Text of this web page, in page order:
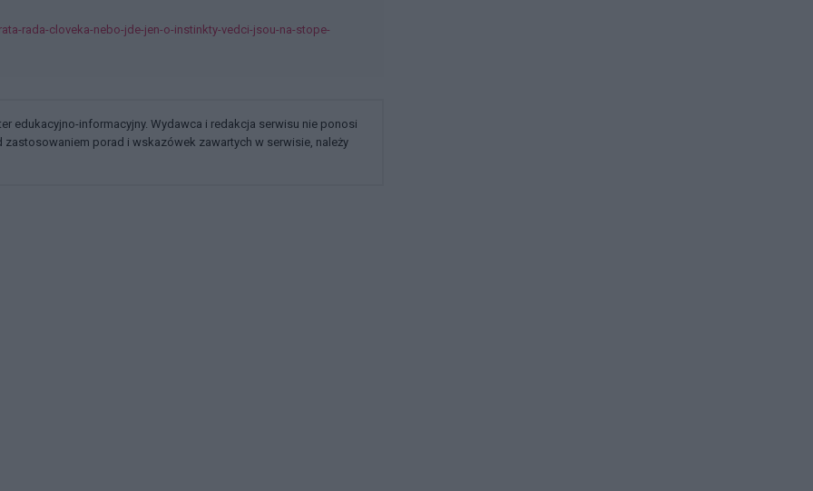
rada-cloveka-nebo-jde-jen-o-instinkty-vedci-jsou-na-stope-
edukacyjno-informacyjny. Wydawca i redakcja serwisu nie ponosi
porad i wskazówek zawartych w serwisie, należy